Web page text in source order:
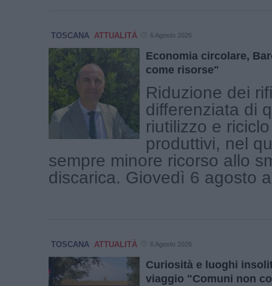
TOSCANA ATTUALITÀ 6 Agosto 2026
Economia circolare,
come risorse"
Riduzione dei
differenziata di
riutilizzo e
produttivi, nel
sempre minore ricorso allo
discarica. Giovedì 6 agosto
TOSCANA ATTUALITÀ 6 Agosto 2026
Curiosità e luoghi
viaggio "Comuni non